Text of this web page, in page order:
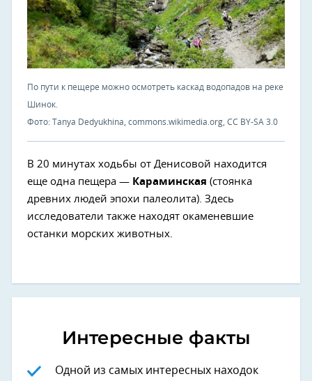
По пути к пещере можно осмотреть каскад водопадов на реке
Шинок.
Фото: Tanya Dedyukhina, commons.wikimedia.org, CC BY-SA 3.0
В 20 минутах ходьбы от Денисовой находится
еще одна пещера — Караминская (стоянка
древних людей эпохи палеолита). Здесь
исследователи также находят окаменевшие
останки морских животных.
Интересные факты
Одной из самых интересных находок